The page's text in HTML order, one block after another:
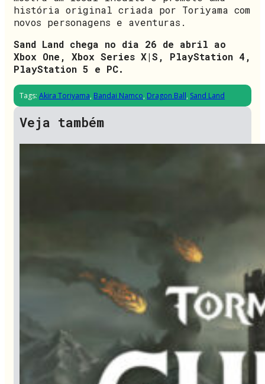
história original criada por Toriyama com
novos personagens e aventuras.
Sand Land chega no dia 26 de abril ao
Xbox One, Xbox Series X|S, PlayStation 4,
PlayStation 5 e PC.
Tags: Akira Toriyama, Bandai Namco, Dragon Ball, Sand Land
Veja também